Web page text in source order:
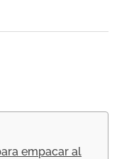
empacar al